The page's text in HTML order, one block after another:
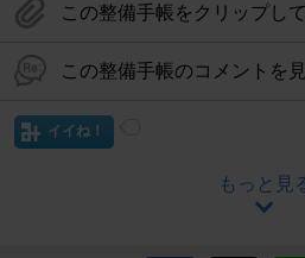
この整備手帳をクリップし
この整備手帳のコメントを
イイね！
もっと見